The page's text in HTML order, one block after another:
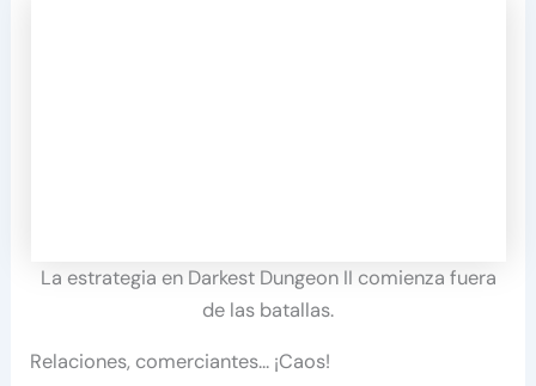
La estrategia en Darkest Dungeon II comienza fuera
de las batallas.
Relaciones, comerciantes… ¡Caos!